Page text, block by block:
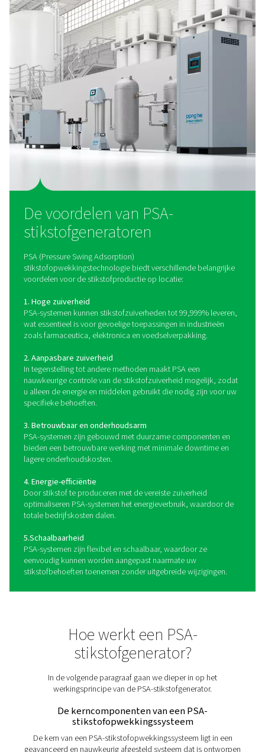
De PPNG 100-800 HE is de premium PSA-
hoog debiet van Pneumatech, die de beste prestaties,
en zuiverheid in zijn klasse levert.